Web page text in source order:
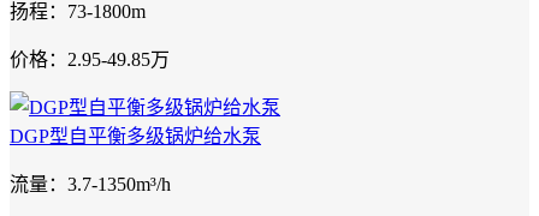
扬程：73-1800m
价格：2.95-49.85万
DGP型自平衡多级锅炉给水泵
流量：3.7-1350m³/h